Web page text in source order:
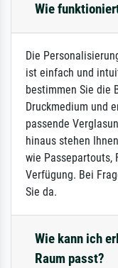
Wie
Die
ist einfach und
bestimmen Sie die
Druckmedium und
passende
hinaus stehen
wie Passepartouts,
Verfügung. Bei
Sie da.
Wie kann ich
Raum passt?